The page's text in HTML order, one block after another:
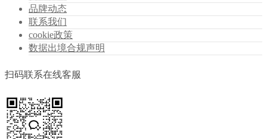
品牌动态
联系我们
cookie政策
数据出境合规声明
扫码联系在线客服